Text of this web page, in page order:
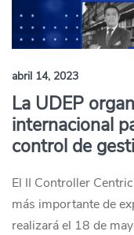
abril 14, 2023
La UDEP
internacional
control de
El II Controller
más importante de
realizará el 18 de